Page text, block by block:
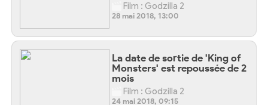
Film : Godzilla 2
28 mai 2018, 13:00
La date de sortie de 'King of
Monsters' est repoussée de 2
mois
Film : Godzilla 2
24 mai 2018, 09:15